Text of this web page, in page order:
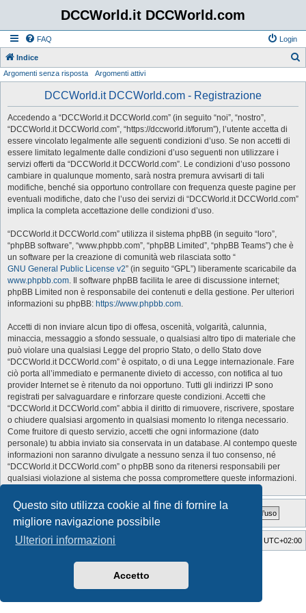
Questo sito utilizza cookie al fine di fornire la
migliore navigazione possibile
Ulteriori informazioni
Accetto
DCCWorld.it DCCWorld.com
FAQ Login
Indice
Argomenti senza risposta Argomenti attivi
DCCWorld.it DCCWorld.com - Registrazione
Accedendo a “DCCWorld.it DCCWorld.com” (in seguito “noi”, “nostro”,
“DCCWorld.it DCCWorld.com”, “https://dccworld.it/forum”), l’utente accetta di
essere vincolato legalmente alle seguenti condizioni d’uso. Se non accetti di
essere limitato legalmente dalle condizioni d’uso seguenti non utilizzare i
servizi offerti da “DCCWorld.it DCCWorld.com”. Le condizioni d’uso possono
cambiare in qualunque momento, sarà nostra premura avvisarti di tali
modifiche, benché sia opportuno controllare con frequenza queste pagine per
eventuali modifiche, dato che l’uso dei servizi di “DCCWorld.it DCCWorld.com”
implica la completa accettazione delle condizioni d’uso.
“DCCWorld.it DCCWorld.com” utilizza il sistema phpBB (in seguito “loro”,
“phpBB software”, “www.phpbb.com”, “phpBB Limited”, “phpBB Teams”) che è
un software per la creazione di comunità web rilasciata sotto “
GNU General Public License v2” (in seguito “GPL”) liberamente scaricabile da
www.phpbb.com. Il software phpBB facilita le aree di discussione internet;
phpBB Limited non è responsabile dei contenuti e della gestione. Per ulteriori
informazioni su phpBB: https://www.phpbb.com.
Accetti di non inviare alcun tipo di offesa, oscenità, volgarità, calunnia,
minaccia, messaggio a sfondo sessuale, o qualsiasi altro tipo di materiale che
può violare una qualsiasi Legge del proprio Stato, o dello Stato dove
“DCCWorld.it DCCWorld.com” è ospitato, o di una Legge internazionale. Fare
ciò porta all’immediato e permanente divieto di accesso, con notifica al tuo
provider Internet se è ritenuto da noi opportuno. Tutti gli indirizzi IP sono
registrati per salvaguardare e rinforzare queste condizioni. Accetti che
“DCCWorld.it DCCWorld.com” abbia il diritto di rimuovere, riscrivere, spostare
o chiudere qualsiasi argomento in qualsiasi momento lo ritenga necessario.
Come fruitore di questo servizio, accetti che ogni informazione (dato
personale) tu abbia inviato sia conservata in un database. Al contempo queste
informazioni non saranno divulgate a nessuno senza il tuo consenso, né
“DCCWorld.it DCCWorld.com” o phpBB sono da ritenersi responsabili per
qualsiasi violazione al sistema che possa compromettere queste informazioni.
Indice UTC+02:00
Style Developer by ©GTA game
phpBB